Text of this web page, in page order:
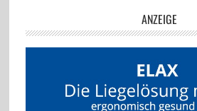
ANZEIGE